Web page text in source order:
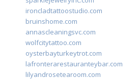
ironcladtattoostudio.com
bruinshome.com
annascleaningsvc.com
wolfcitytattoo.com
oysterbayturkeytrot.com
lafronterarestauranteybar.com
lilyandrosetearoom.com